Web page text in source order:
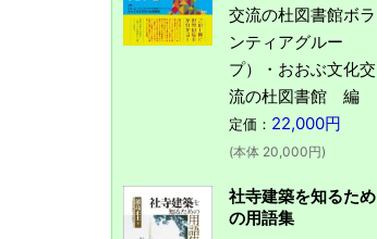
交流の杜図書館ボラ
ンティアグルー
プ）・おおぶ文化交
流の杜図書館 編
定価： 22,000円
(本体 20,000円)
社寺建築を知るため
の用語集